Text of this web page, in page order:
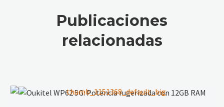
Oukitel
Rugerizado
en 2026
Publicaciones
relacionadas